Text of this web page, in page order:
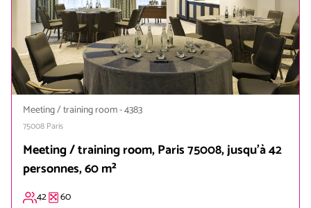
Meeting / training room-4383
75008 Paris
Meeting / training room, Paris 75008, jusqu'à 42
personnes, 60 m²
42 60